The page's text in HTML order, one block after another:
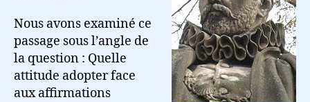
Nous avons examiné ce
passage sous l’angle de
la question : Quelle
attitude adopter face
aux affirmations